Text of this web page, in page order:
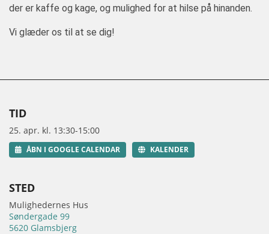
TID
25. apr. kl. 13:30-15:00
ÅBN I GOOGLE CALENDAR KALENDER
STED
Mulighedernes Hus
Søndergade 99
5620 Glamsbjerg
der er kaffe og kage, og mulighed for at hilse på hinanden.
Vi glæder os til at se dig!